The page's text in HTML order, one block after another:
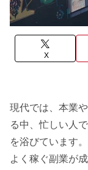
X
現代では、本業
る中、忙しい人
を浴びています
よく稼ぐ副業が